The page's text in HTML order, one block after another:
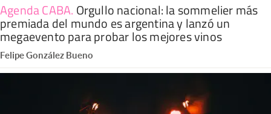
Agenda CABA. Orgullo nacional: la sommelier más
premiada del mundo es argentina y lanzó un
megaevento para probar los mejores vinos
Felipe González Bueno